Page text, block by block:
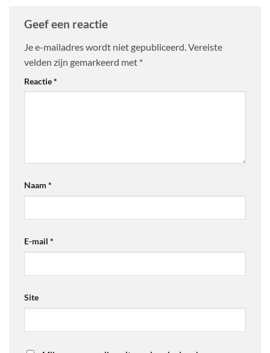
Geef een reactie
Je e-mailadres wordt niet gepubliceerd. Vereiste
velden zijn gemarkeerd met *
Reactie*
Naam *
E-mail *
Site